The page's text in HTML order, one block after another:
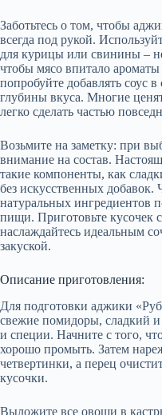
Заботьтесь о том, чтобы
всегда под рукой.
для курицы или свинины –
чтобы мясо впитало
попробуйте добавлять соус
глубины вкуса. Многие
легко сделать частью
Возьмите на заметку: при
внимание на состав.
такие компоненты, как
без искусственных
натуральных ингредиентов
пищи. Приготовьте кусочек
наслаждайтесь идеальным
закуской.
Описание приготовления:
Для подготовки аджики
свежие помидоры, сладкий
и специи. Начните с того,
хорошо промыть. Затем
четвертинки, а перец
кусочки.
Выложите все овощи в